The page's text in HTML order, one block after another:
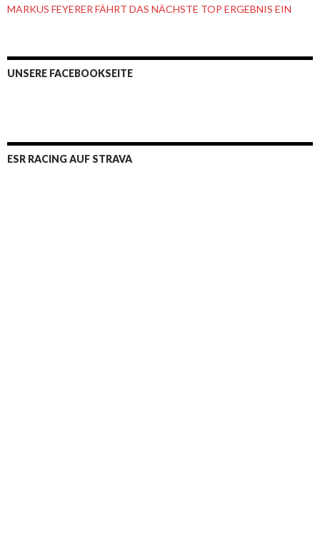
MARKUS FEYERER FÄHRT DAS NÄCHSTE TOP ERGEBNIS EIN
UNSERE FACEBOOKSEITE
ESR RACING AUF STRAVA